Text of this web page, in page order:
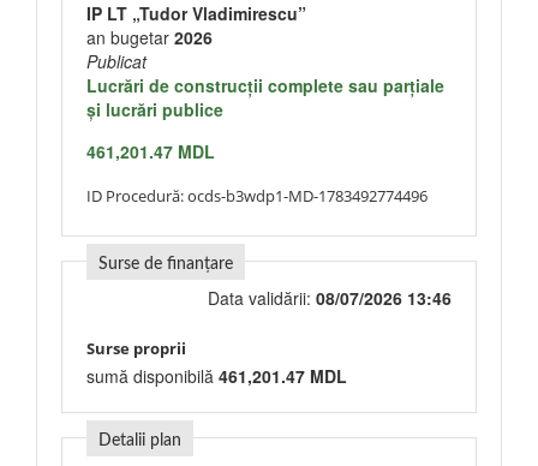
IP LT „Tudor Vladimirescu”
an bugetar 2026
Publicat
Lucrări de construcţii complete sau parţiale
şi lucrări publice
461,201.47 MDL
ID Procedură:ocds-b3wdp1-MD-1783492774496
Surse de finanțare
Data validării: 08/07/2026 13:46
Surse proprii
sumă disponibilă 461,201.47 MDL
Detalii plan